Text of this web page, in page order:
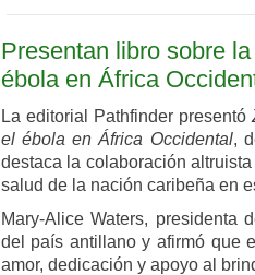
Presentan libro sobre
ébola en África
La editorial Pathfinder presentó
el ébola en África Occidental,
destaca la colaboración
salud de la nación caribeña en
Mary-Alice Waters, presidenta
del país antillano y afirmó que
amor, dedicación y apoyo al